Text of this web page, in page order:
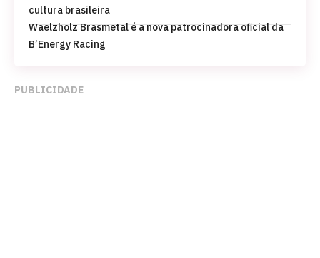
cultura brasileira
Waelzholz Brasmetal é a nova patrocinadora oficial da
B’Energy Racing
PUBLICIDADE